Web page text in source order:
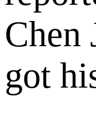
Chen
got